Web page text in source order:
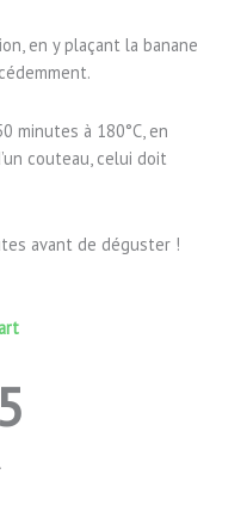
en y plaçant la banane
minutes à 180°C, en
couteau, celui doit
avant de déguster !